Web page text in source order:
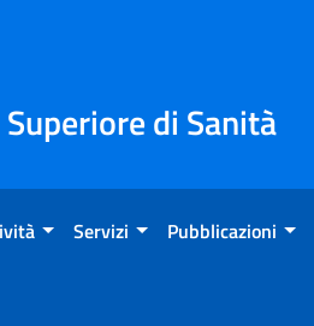
di Sanità
Servizi Pubblicazioni